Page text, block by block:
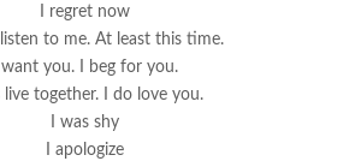
I regret now
listen to me. At least this time.
I want you. I beg for you.
live together. I do love you.
I was shy
I apologize